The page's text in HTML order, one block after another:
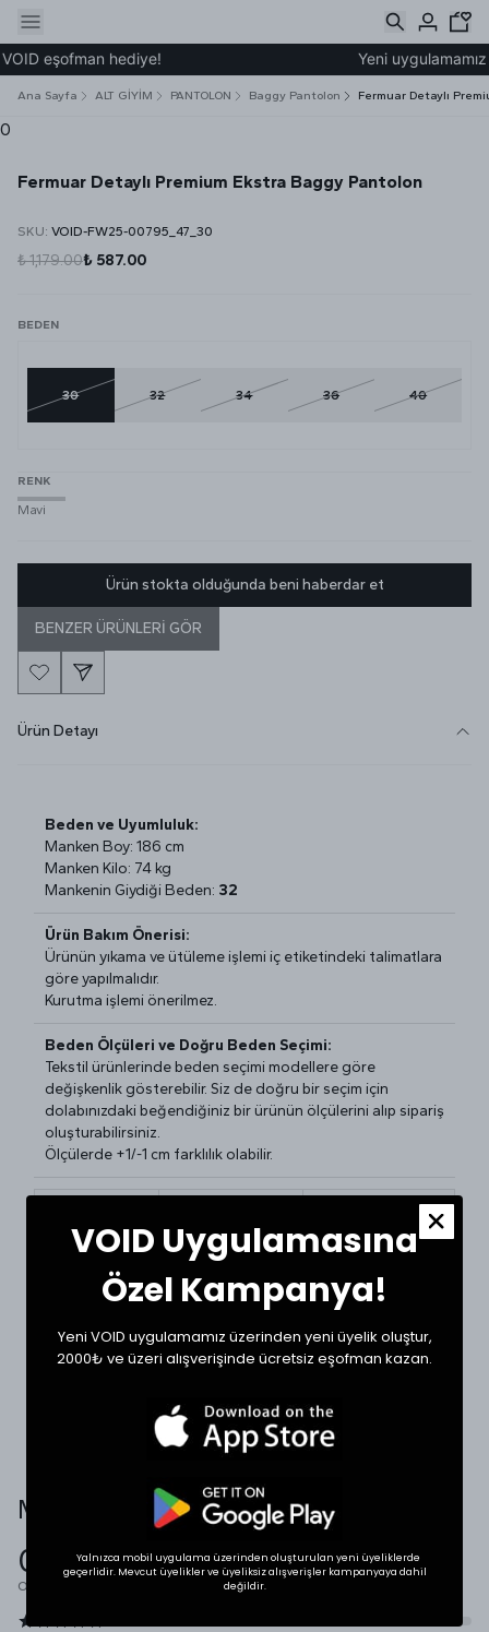
eşofman hediye! Yeni uygulamamız
Ana Sayfa ALT GİYİM PANTOLON Baggy Pantolon Fermuar Detaylı
0
Fermuar Detaylı Premium Ekstra Baggy Pantolon
SKU: VOID-FW25-00795_47_30
₺ 1,179.00₺ 587.00
BEDEN
30 32 34 36 40
RENK
Mavi
Ürün stokta olduğunda beni haberdar et
BENZER ÜRÜNLERİ GÖR
Ürün Detayı
Beden ve Uyumluluk:
Manken Boy: 186 cm
Manken Kilo: 74 kg
Mankenin Giydiği Beden: 32
Ürün Bakım Önerisi:
Ürünün yıkama ve ütüleme işlemi iç etiketindeki talimatlara
göre yapılmalıdır.
Kurutma işlemi önerilmez.
Beden Ölçüleri ve Doğru Beden Seçimi:
Tekstil ürünlerinde beden seçimi modellere göre
değişkenlik gösterebilir. Siz de doğru bir seçim için
dolabınızdaki beğendiğiniz bir ürünün ölçülerini alıp sipariş
oluşturabilirsiniz.
Ölçülerde +1/-1 cm farklılık olabilir.
30 39 112
32 40 112
34 43 114
36 44
48
Müşteri Yorumları
0.0
Ortalama Puan
VOID Uygulamasına
Özel Kampanya!
Yeni VOID uygulamamız üzerinden yeni üyelik oluştur,
2000₺ ve üzeri alışverişinde ücretsiz eşofman kazan.
Yalnızca mobil uygulama üzerinden oluşturulan yeni üyeliklerde
geçerlidir. Mevcut üyelikler ve üyeliksiz alışverişler kampanyaya dahil
değildir.